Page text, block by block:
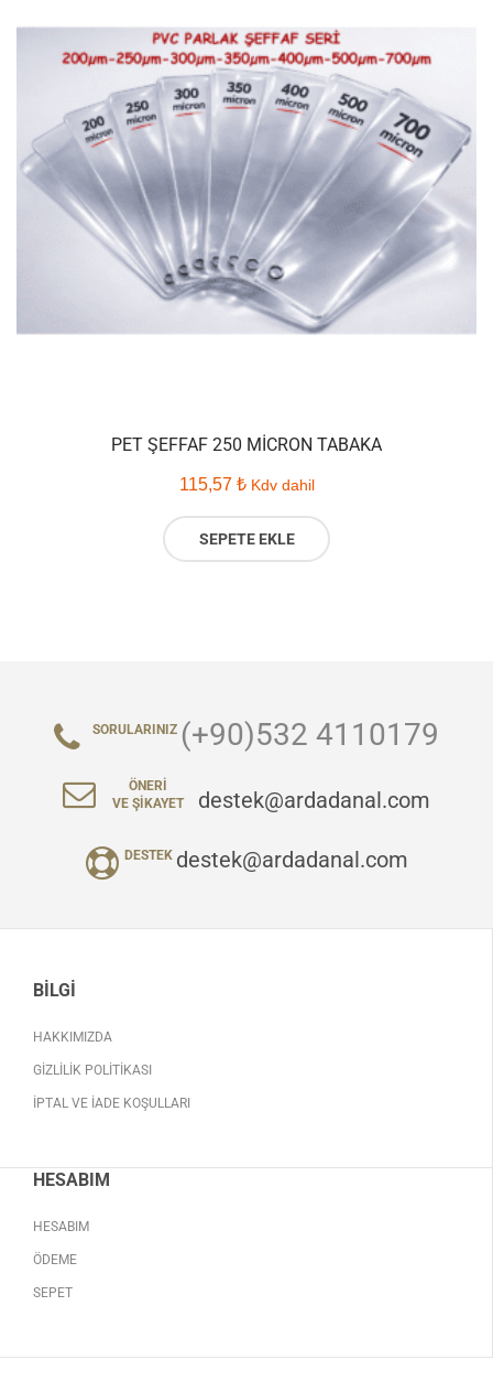
PET ŞEFFAF 250 MICRON TABAKA
115,57 ₺ Kdv dahil
SEPETE EKLE
SORULARINIZ (+90)532 4110179
ÖNERI
VE ŞIKAYET
destek@ardadanal.com
DESTEK destek@ardadanal.com
BILGI
HAKKIMIZDA
GIZLILIK POLITIKASI
İPTAL VE İADE KOŞULLARI
HESABIM
HESABIM
ÖDEME
SEPET